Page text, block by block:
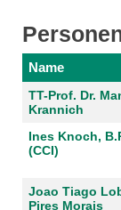
Name
TT-Prof. Dr.
Krannich
Ines Knoch,
(CCI)
Joao Tiago
Pires Morais